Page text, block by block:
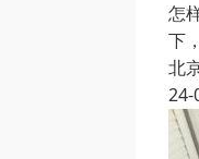
怎
下
北
24-